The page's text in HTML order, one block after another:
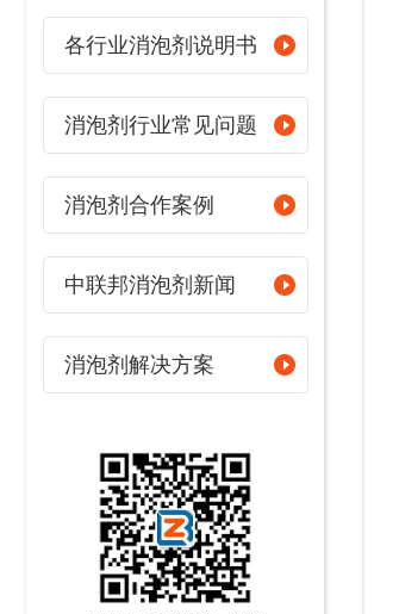
各行业消泡剂说明书
消泡剂行业常见问题
消泡剂合作案例
中联邦消泡剂新闻
消泡剂解决方案